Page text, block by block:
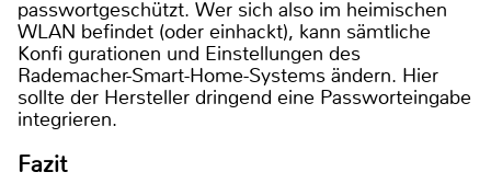
passwortgeschützt. Wer sich also im heimischen
WLAN befindet (oder einhackt), kann sämtliche
Konfi gurationen und Einstellungen des
Rademacher-Smart-Home-Systems ändern. Hier
sollte der Hersteller dringend eine Passworteingabe
integrieren.
Fazit